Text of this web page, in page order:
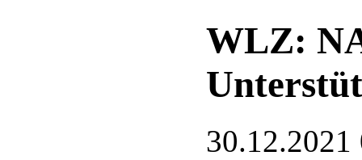
WLZ:
30.12.2021